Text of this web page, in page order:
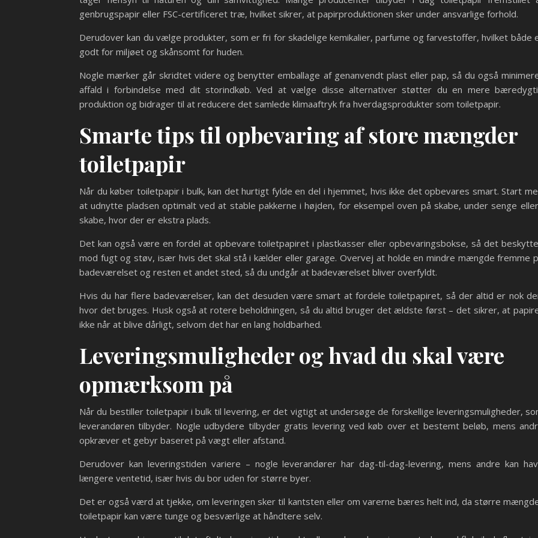
genbrugspapir eller FSC-certificeret træ, hvilket sikrer, at papirproduktionen sker under ansvarlige forhold.
Derudover kan du vælge produkter, som er fri for skadelige kemikalier, parfume og farvestoffer, hvilket både
godt for miljøet og skånsomt for huden.
Nogle mærker går skridtet videre og benytter emballage af genanvendt plast eller pap, så du også
affald i forbindelse med dit storindkøb. Ved at vælge disse alternativer støtter du en mere
produktion og bidrager til at reducere det samlede klimaaftryk fra hverdagsprodukter som toiletpapir.
Smarte tips til opbevaring af store mængder
toiletpapir
Når du køber toiletpapir i bulk, kan det hurtigt fylde en del i hjemmet, hvis ikke det opbevares smart. Start
at udnytte pladsen optimalt ved at stable pakkerne i højden, for eksempel oven på skabe, under senge
skabe, hvor der er ekstra plads.
Det kan også være en fordel at opbevare toiletpapiret i plastkasser eller opbevaringsbokse, så det
mod fugt og støv, især hvis det skal stå i kælder eller garage. Overvej at holde en mindre mængde fremme
badeværelset og resten et andet sted, så du undgår at badeværelset bliver overfyldt.
Hvis du har flere badeværelser, kan det desuden være smart at fordele toiletpapiret, så der altid er nok
hvor det bruges. Husk også at rotere beholdningen, så du altid bruger det ældste først – det sikrer, at
ikke når at blive dårligt, selvom det har en lang holdbarhed.
Leveringsmuligheder og hvad du skal være
opmærksom på
Når du bestiller toiletpapir i bulk til levering, er det vigtigt at undersøge de forskellige leveringsmuligheder,
leverandøren tilbyder. Nogle udbydere tilbyder gratis levering ved køb over et bestemt beløb, mens
opkræver et gebyr baseret på vægt eller afstand.
Derudover kan leveringstiden variere – nogle leverandører har dag-til-dag-levering, mens andre kan
længere ventetid, især hvis du bor uden for større byer.
Det er også værd at tjekke, om leveringen sker til kantsten eller om varerne bæres helt ind, da større
toiletpapir kan være tunge og besværlige at håndtere selv.